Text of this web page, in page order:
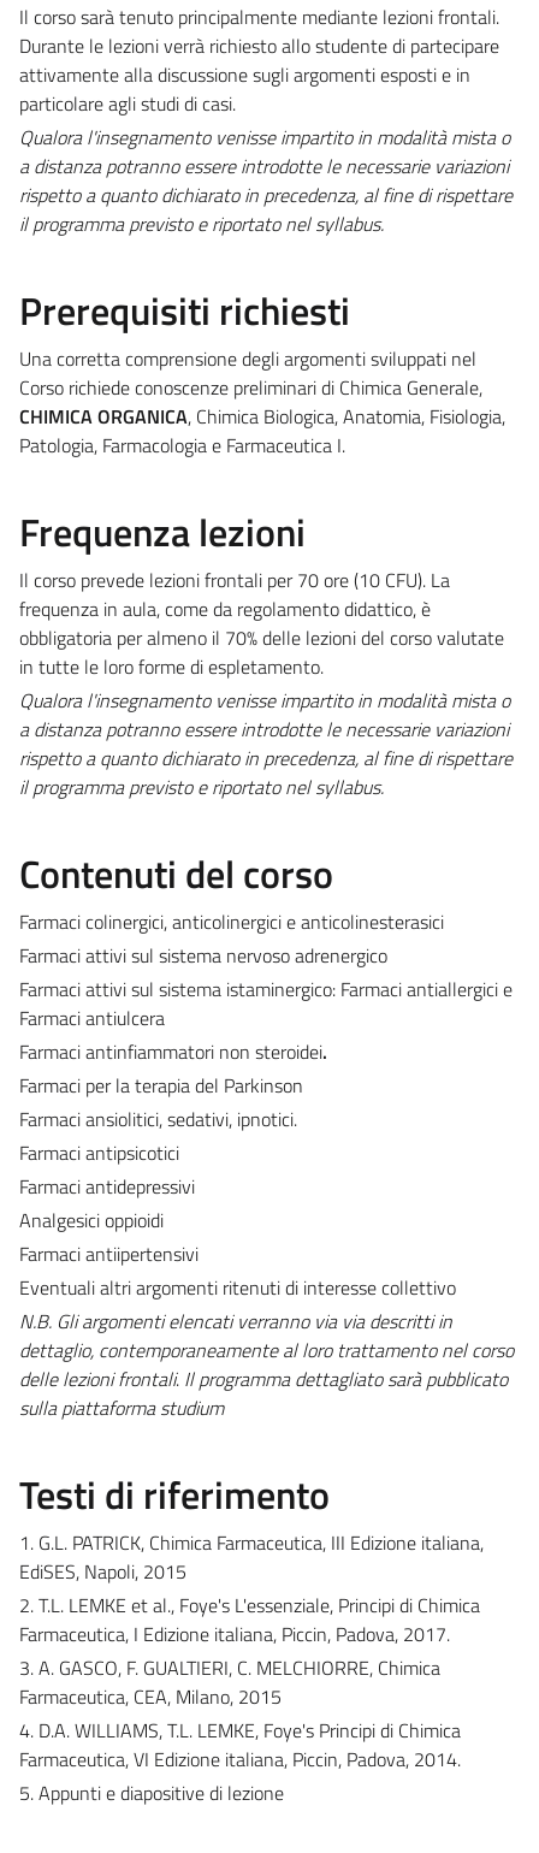
Il corso sarà tenuto principalmente mediante lezioni frontali.
Durante le lezioni verrà richiesto allo studente di partecipare
attivamente alla discussione sugli argomenti esposti e in
particolare agli studi di casi.
Qualora l'insegnamento venisse impartito in modalità mista o
a distanza potranno essere introdotte le necessarie variazioni
rispetto a quanto dichiarato in precedenza, al fine di rispettare
il programma previsto e riportato nel syllabus.
Prerequisiti richiesti
Una corretta comprensione degli argomenti sviluppati nel
Corso richiede conoscenze preliminari di Chimica Generale,
CHIMICA ORGANICA, Chimica Biologica, Anatomia, Fisiologia,
Patologia, Farmacologia e Farmaceutica I.
Frequenza lezioni
Il corso prevede lezioni frontali per 70 ore (10 CFU). La
frequenza in aula, come da regolamento didattico, è
obbligatoria per almeno il 70% delle lezioni del corso valutate
in tutte le loro forme di espletamento.
Qualora l'insegnamento venisse impartito in modalità mista o
a distanza potranno essere introdotte le necessarie variazioni
rispetto a quanto dichiarato in precedenza, al fine di rispettare
il programma previsto e riportato nel syllabus.
Contenuti del corso
Farmaci colinergici, anticolinergici e anticolinesterasici
Farmaci attivi sul sistema nervoso adrenergico
Farmaci attivi sul sistema istaminergico: Farmaci antiallergici e
Farmaci antiulcera
Farmaci antinfiammatori non steroidei.
Farmaci per la terapia del Parkinson
Farmaci ansiolitici, sedativi, ipnotici.
Farmaci antipsicotici
Farmaci antidepressivi
Analgesici oppioidi
Farmaci antiipertensivi
Eventuali altri argomenti ritenuti di interesse collettivo
N.B. Gli argomenti elencati verranno via via descritti in
dettaglio, contemporaneamente al loro trattamento nel corso
delle lezioni frontali. Il programma dettagliato sarà pubblicato
sulla piattaforma studium
Testi di riferimento
1. G.L. PATRICK, Chimica Farmaceutica, III Edizione italiana,
EdiSES, Napoli, 2015
2. T.L. LEMKE et al., Foye's L'essenziale, Principi di Chimica
Farmaceutica, I Edizione italiana, Piccin, Padova, 2017.
3. A. GASCO, F. GUALTIERI, C. MELCHIORRE, Chimica
Farmaceutica, CEA, Milano, 2015
4. D.A. WILLIAMS, T.L. LEMKE, Foye's Principi di Chimica
Farmaceutica, VI Edizione italiana, Piccin, Padova, 2014.
5. Appunti e diapositive di lezione